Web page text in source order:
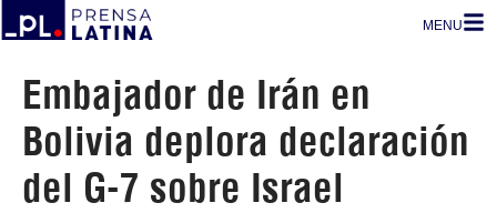
MENU
Embajador de Irán en
Bolivia deplora declaración
del G-7 sobre Israel